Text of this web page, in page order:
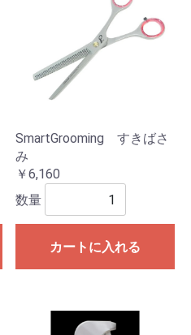
SmartGrooming すきばさ
み
￥6,160
数量
カートに入れる